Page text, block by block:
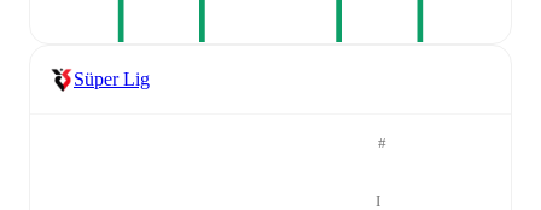
Süper Lig
#
І